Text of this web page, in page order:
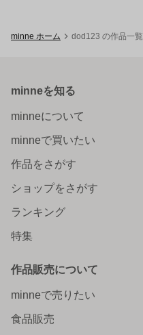
minne ホーム dod123 の作品一覧
minneを知る
minneについて
minneで買いたい
作品をさがす
ショップをさがす
ランキング
特集
作品販売について
minneで売りたい
食品販売